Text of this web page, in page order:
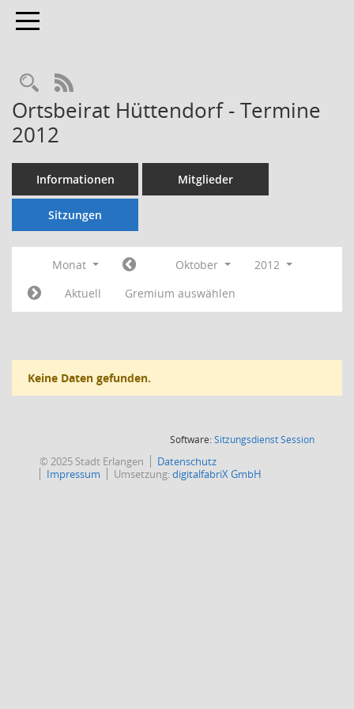
Toggle navigation
Rechercheauswahl
RSS-Feed
Ortsbeirat Hüttendorf - Termine
2012
Informationen Mitglieder
Sitzungen
Monat Oktober
2012
Aktuell
Gremium auswählen
Keine Daten gefunden.
Software:SitzungsdienstSession(Wird in
© 2025 Stadt Erlangen
Datenschutz
Impressum
Umsetzung:digitalfabriX GmbH